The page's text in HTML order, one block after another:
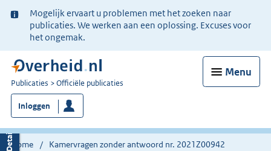
Ter
informatie:
Mogelijk ervaart u problemen met het zoeken naar
publicaties. We werken aan een oplossing. Excuses voor
het ongemak.
Menu
U
bent
nu
hier:
Publicaties Officiële publicaties
Inloggen
Home Kamervragen zonder antwoord nr. 2021Z00942